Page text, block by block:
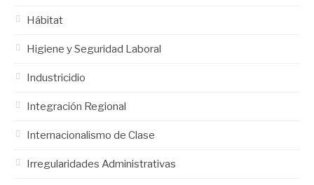
Hábitat
Higiene y Seguridad Laboral
Industricidio
Integración Regional
Internacionalismo de Clase
Irregularidades Administrativas